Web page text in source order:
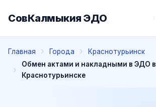
СовКалмыкия ЭДО
Главная Города
Краснотурьинск
Обмен актами и накладными в ЭДО в
Краснотурьинске